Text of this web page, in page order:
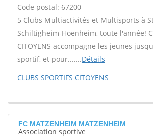
Code postal: 67200
5 Clubs Multiactivités et Multisports à
Schiltigheim-Hoenheim, toute l'année!
CITOYENS accompagne les jeunes
sportif, et pour.......Détails
CLUBS SPORTIFS CITOYENS
FC MATZENHEIM MATZENHEIM
Association sportive